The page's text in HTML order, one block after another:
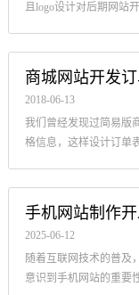
且logo设计对后期网站
商城网站开发
2018-06-13
我们曾经发现过简易版
格信息，这样设计订单
手机网站制作
2025-06-12
随着互联网技术的普及
意识到手机网站的重要